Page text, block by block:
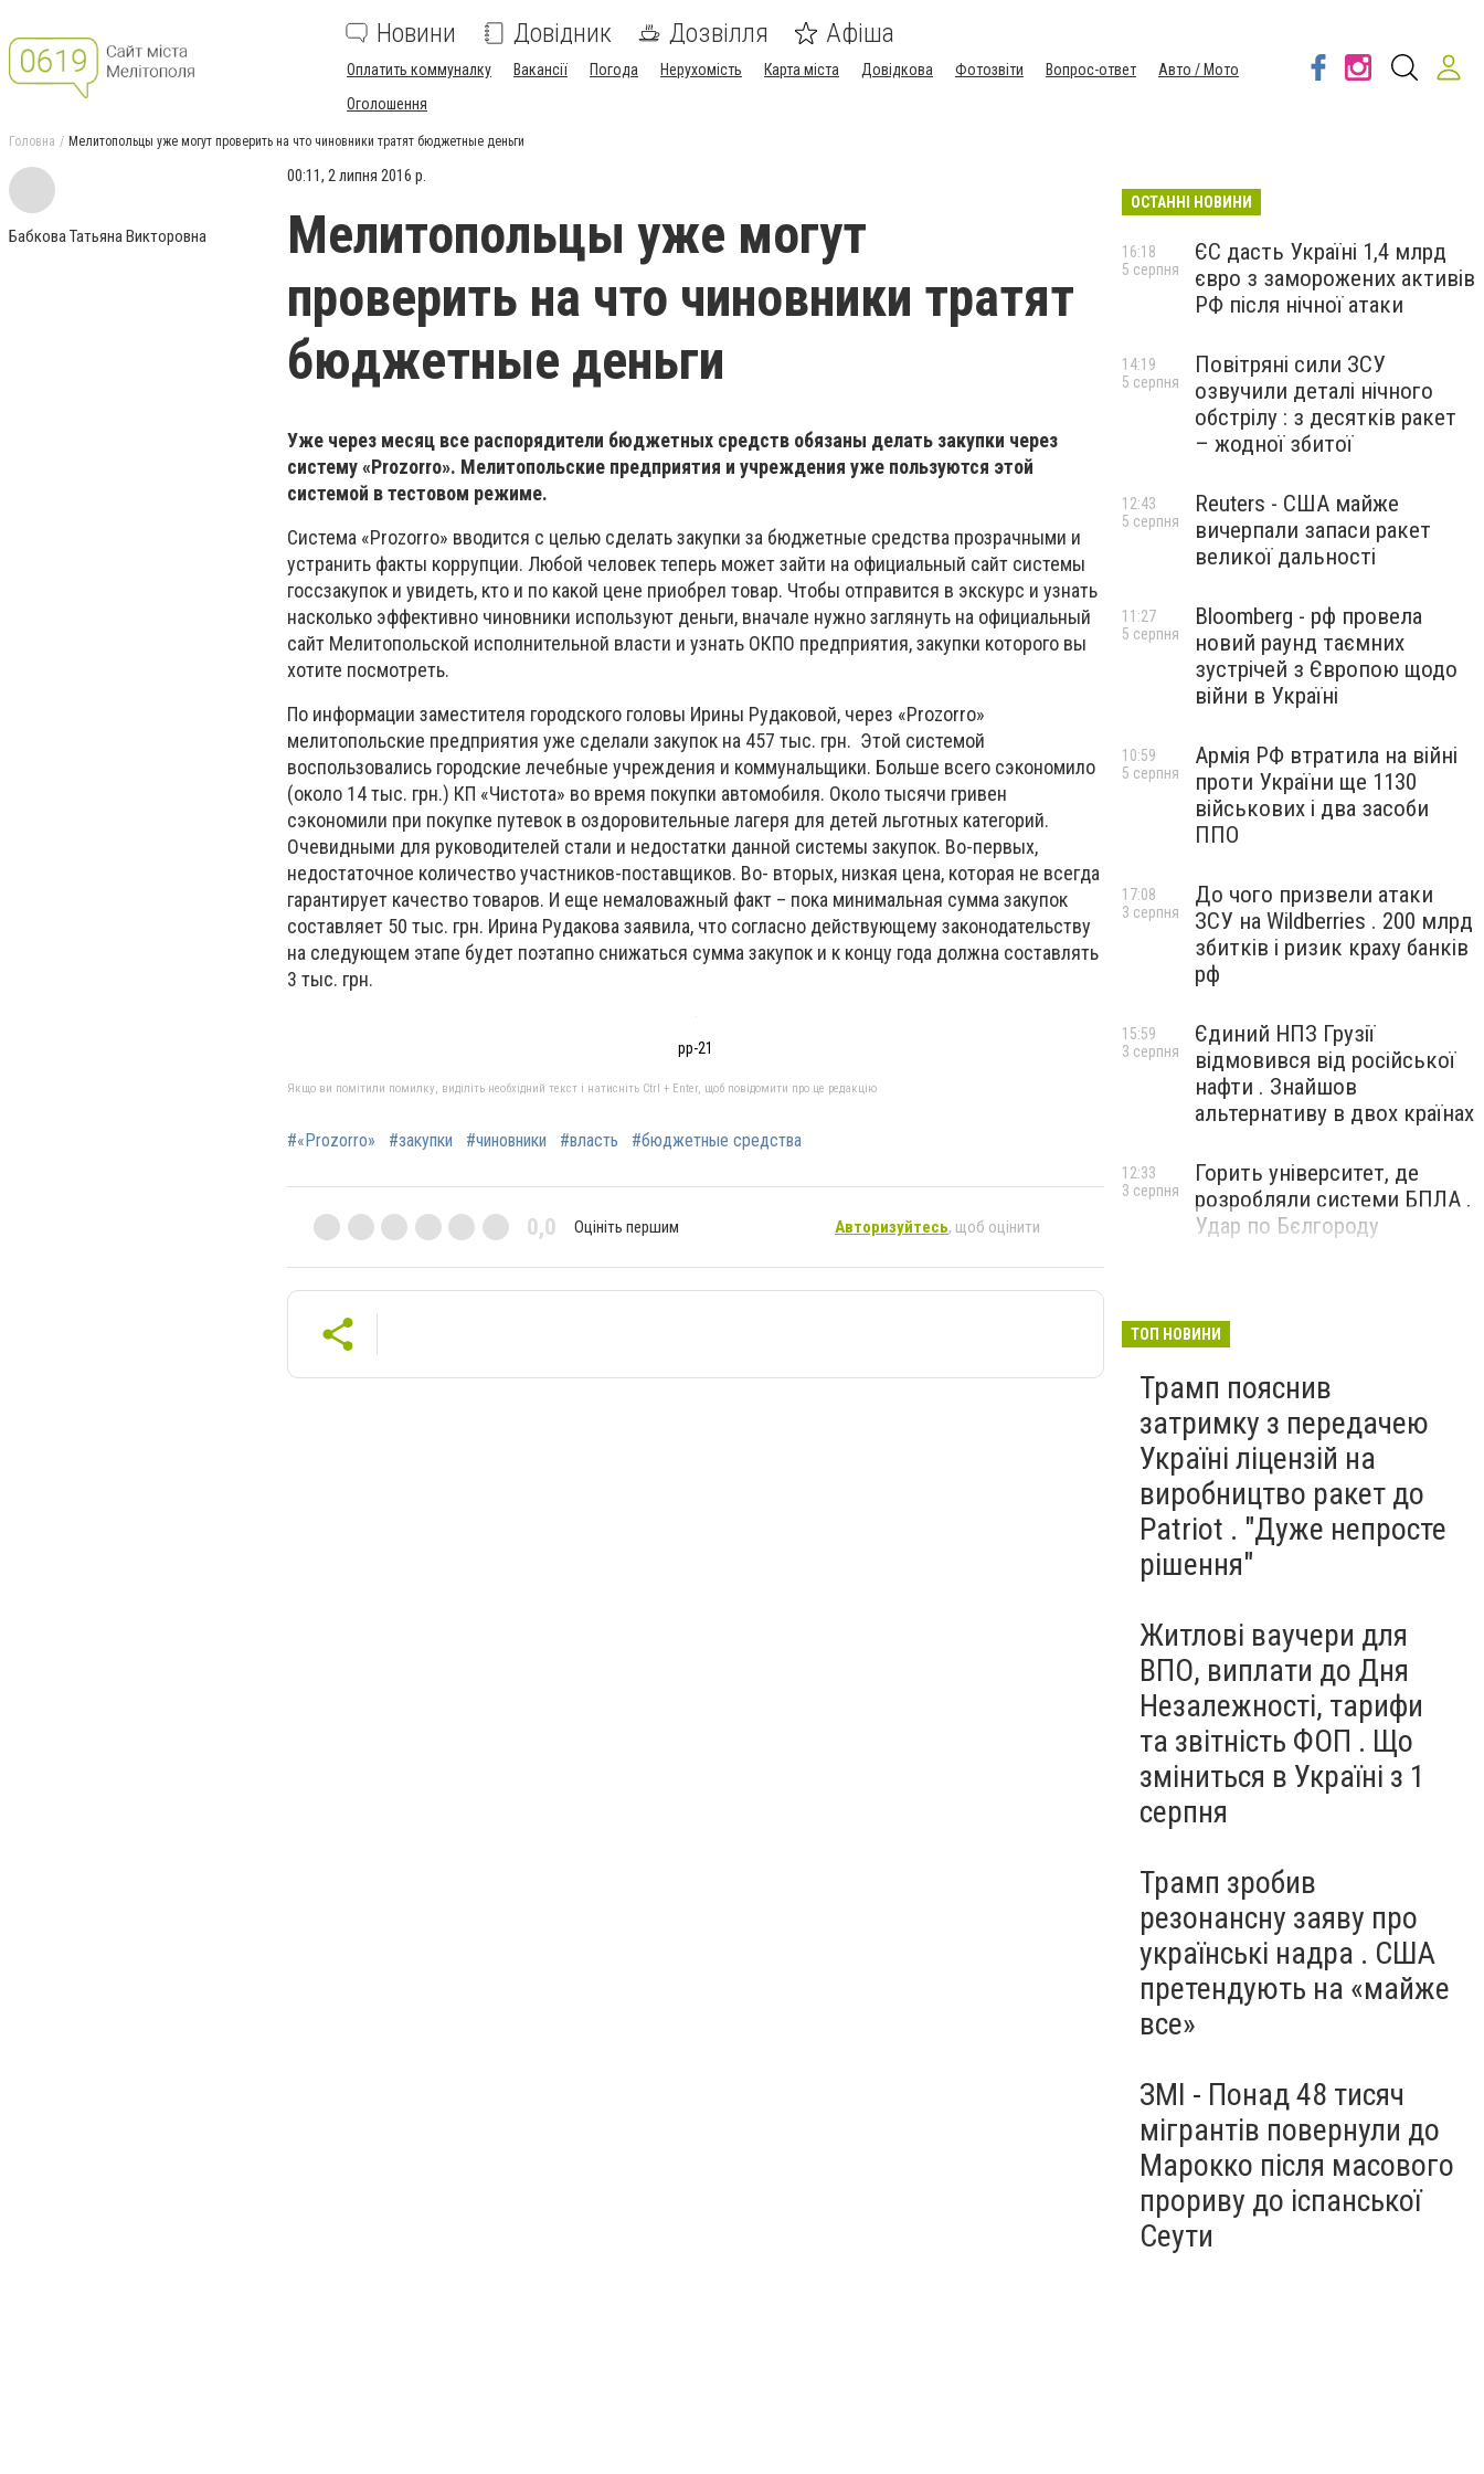
Новини Довідник Дозвілля Афіша
Оплатить коммуналку Вакансії Погода Нерухомість Карта міста Довідкова Фотозвіти Вопрос-ответ
Авто / Мото
Оголошення
Головна Мелитопольцы уже могут проверить на что чиновники тратят бюджетные деньги
Бабкова Татьяна Викторовна
00:11, 2 липня 2016 р.
Мелитопольцы уже могут
проверить на что чиновники тратят
бюджетные деньги
Уже через месяц все распорядители бюджетных средств обязаны делать закупки через
систему «Prozorro». Мелитопольские предприятия и учреждения уже пользуются этой
системой в тестовом режиме.
Система «Prozorro» вводится с целью сделать закупки за бюджетные средства прозрачными и
устранить факты коррупции. Любой человек теперь может зайти на официальный сайт системы
госсзакупок и увидеть, кто и по какой цене приобрел товар. Чтобы отправится в экскурс и узнать
насколько эффективно чиновники используют деньги, вначале нужно заглянуть на официальный
сайт Мелитопольской исполнительной власти и узнать ОКПО предприятия, закупки которого вы
хотите посмотреть.
По информации заместителя городского головы Ирины Рудаковой, через «Prozorro»
мелитопольские предприятия уже сделали закупок на 457 тыс. грн. Этой системой
воспользовались городские лечебные учреждения и коммунальщики. Больше всего сэкономило
(около 14 тыс. грн.) КП «Чистота» во время покупки автомобиля. Около тысячи гривен
сэкономили при покупке путевок в оздоровительные лагеря для детей льготных категорий.
Очевидными для руководителей стали и недостатки данной системы закупок. Во-первых,
недостаточное количество участников-поставщиков. Во- вторых, низкая цена, которая не всегда
гарантирует качество товаров. И еще немаловажный факт – пока минимальная сумма закупок
составляет 50 тыс. грн. Ирина Рудакова заявила, что согласно действующему законодательству
на следующем этапе будет поэтапно снижаться сумма закупок и к концу года должна составлять
3 тыс. грн.
рр-21
Якщо ви помітили помилку, виділіть необхідний текст і натисніть Ctrl + Enter, щоб повідомити про це редакцію
#«Prozorro» #закупки #чиновники #власть #бюджетные средства
0,0 Оцініть першим Авторизуйтесь, щоб оцінити
ОСТАННІ НОВИНИ
ЄС дасть Україні 1,4 млрд
євро з заморожених активів
РФ після нічної атаки
16:18
5 серпня
Повітряні сили ЗСУ
озвучили деталі нічного
обстрілу : з десятків ракет
– жодної збитої
14:19
5 серпня
Reuters - США майже
вичерпали запаси ракет
великої дальності
12:43
5 серпня
Bloomberg - рф провела
новий раунд таємних
зустрічей з Європою щодо
війни в Україні
11:27
5 серпня
Армія РФ втратила на війні
проти України ще 1130
військових і два засоби
ППО
10:59
5 серпня
До чого призвели атаки
ЗСУ на Wildberries . 200 млрд
збитків і ризик краху банків
рф
17:08
3 серпня
Єдиний НПЗ Грузії
відмовився від російської
нафти . Знайшов
альтернативу в двох країнах
15:59
3 серпня
Горить університет, де
розробляли системи БПЛА .
Удар по Бєлгороду
12:33
3 серпня
ТОП НОВИНИ
Трамп пояснив
затримку з передачею
Україні ліцензій на
виробництво ракет до
Patriot . "Дуже непросте
рішення"
Житлові ваучери для
ВПО, виплати до Дня
Незалежності, тарифи
та звітність ФОП . Що
зміниться в Україні з 1
серпня
Трамп зробив
резонансну заяву про
українські надра . США
претендують на «майже
все»
ЗМІ - Понад 48 тисяч
мігрантів повернули до
Марокко після масового
прориву до іспанської
Сеути